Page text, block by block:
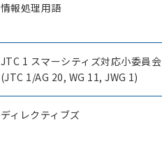
情報処理用語
JTC 1 スマーシティズ対応小委員会
(JTC 1/AG 20, WG 11, JWG 1)
ディレクティブズ